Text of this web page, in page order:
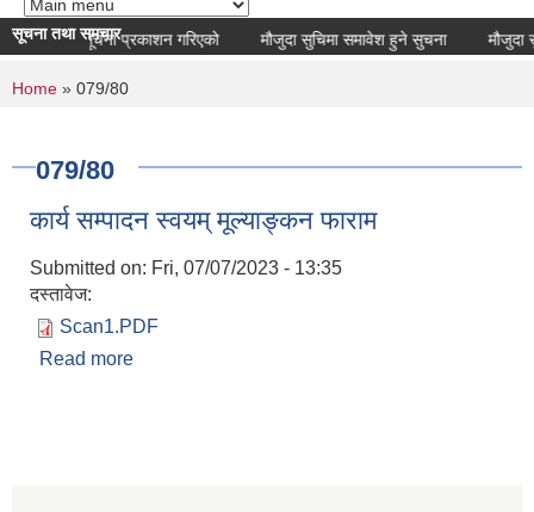
सूचना तथा समचार
सूचना प्रकाशन गरिएको मौजुदा सुचिमा समावेश हुने सुचना मौजुदा
You are here
Home » 079/80
079/80
कार्य सम्पादन स्वयम् मूल्याङ्कन फाराम
Submitted on: Fri, 07/07/2023 - 13:35
दस्तावेज:
Scan1.PDF
Read more